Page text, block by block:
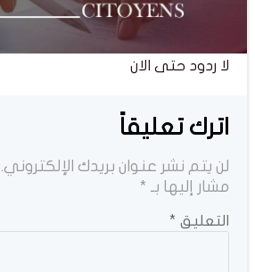
لا ردود حتى الان
اترك تعليقاً
لن يتم نشر عنوان بريدك الإلكتروني.
مشار إليها بـ *
التعليق *